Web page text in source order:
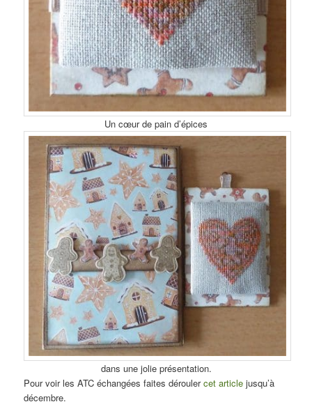
Un cœur de pain d’épices
dans une jolie présentation.
Pour voir les ATC échangées faites déroulercet article jusqu’à
décembre.